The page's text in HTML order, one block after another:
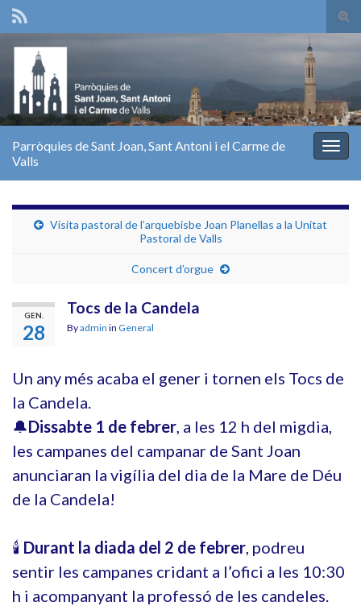
Parròquies de Sant Joan, Sant Antoni i el Carme de
Valls
Visita pastoral de l’arquebisbe Joan Planellas a la Unitat
Pastoral de Valls
Concert d’orgue
GEN.
28
Tocs de la Candela
Byadmin in General
Un any més acaba el gener i tornen els Tocs de
la Candela.
🔔Dissabte 1 de febrer, a les 12 h del migdia,
les campanes del campanar de Sant Joan
anunciaran la vigília del dia de la Mare de Déu
de la Candela!
🕯 Durant la diada del 2 de febrer, podreu
sentir les campanes cridant a l’ofici a les 10:30
h i acompanyant la professó de les candeles.